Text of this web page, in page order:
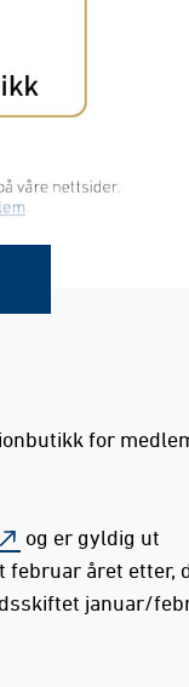
for
og er gyldig ut
februar året etter,
januar/